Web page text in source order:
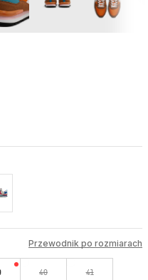
Przewodnik po rozmiarach
40 41